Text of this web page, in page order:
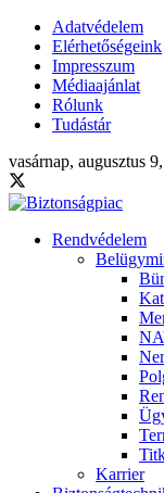
Adatvédelem
Elérhetőségeink
Impresszum
Médiaajánlat
Rólunk
Tudástár
vasárnap, augusztus
Rendvédelem
Karrier